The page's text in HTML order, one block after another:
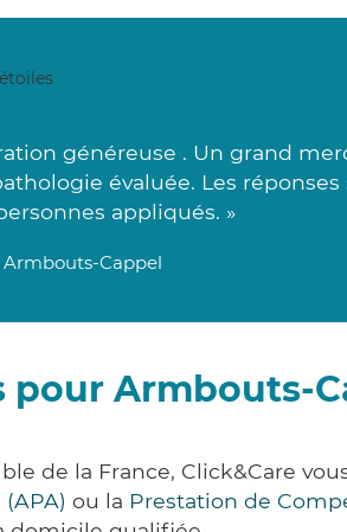
généreuse . Un grand
évaluée. Les
appliqués. »
Armbouts-Cappel
Armbouts-
de la France, Click&Care
ou la Prestation de